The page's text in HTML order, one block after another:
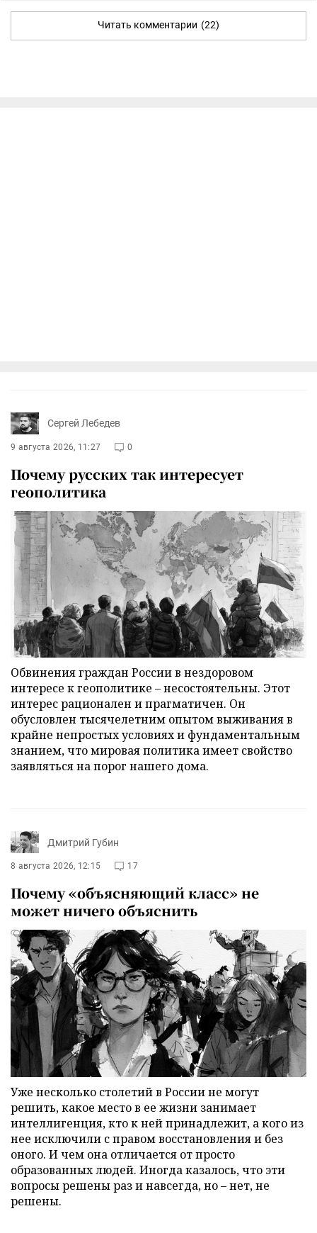
Читать комментарии (22)
Сергей Лебедев
9 августа 2026, 11:27 0
Почему русских так интересует
геополитика
Обвинения граждан России в нездоровом
интересе к геополитике – несостоятельны. Этот
интерес рационален и прагматичен. Он
обусловлен тысячелетним опытом выживания в
крайне непростых условиях и фундаментальным
знанием, что мировая политика имеет свойство
заявляться на порог нашего дома.
Дмитрий Губин
8 августа 2026, 12:15 17
Почему «объясняющий класс» не
может ничего объяснить
Уже несколько столетий в России не могут
решить, какое место в ее жизни занимает
интеллигенция, кто к ней принадлежит, а кого из
нее исключили с правом восстановления и без
оного. И чем она отличается от просто
образованных людей. Иногда казалось, что эти
вопросы решены раз и навсегда, но – нет, не
решены.